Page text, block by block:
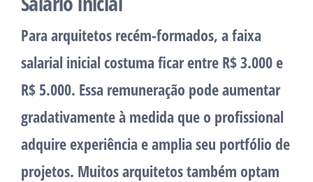
Para arquitetos recém-formados, a faixa
salarial inicial costuma ficar entre R$ 3.000 e
R$ 5.000. Essa remuneração pode aumentar
gradativamente à medida que o profissional
adquire experiência e amplia seu portfólio de
projetos. Muitos arquitetos também optam